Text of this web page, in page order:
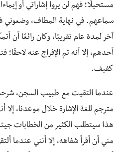
مستحيلًا؛ فهم لن يروا إشاراتي أو
سماعهم. في نهاية المطاف، وضعوني
آخر لمدة عام تقريبًا، وكان رائعًا أن
أحدهم، إلا أنه تم الإفراج عنه
كفيف.
عندما التقيت مع طبيب السجن،
مترجم للغة الإشارة خلال موعدنا، إلا
هذا سيتطلب الكثير من الخطابات
مني أن أقرأ شفاهه، إلا أنني عندما